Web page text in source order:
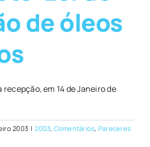
de óleos
recepção, em 14 de Janeiro de
2003 | 2003, Comentários, Pareceres